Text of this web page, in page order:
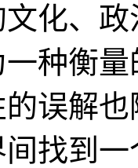
化、
种衡
误解
找到